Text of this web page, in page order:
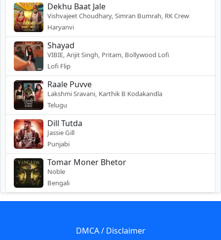
Dekhu Baat Jale
Vishvajeet Choudhary, Simran Bumrah, RK Crew
Haryanvi
Shayad
VIBIE, Arijit Singh, Pritam, Bollywood Lofi
Lofi Flip
Raale Puvve
Lakshmi Sravani, Karthik B Kodakandla
Telugu
Dill Tutda
Jassie Gill
Punjabi
Tomar Moner Bhetor
Noble
Bengali
DMCA / Disclaimer